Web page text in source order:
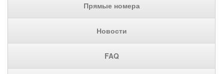
Прямые номера
Новости
FAQ